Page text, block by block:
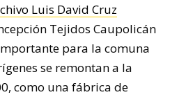
Luis David Cruz
Tejidos Caupolicán
para la comuna
se remontan a la
como una fábrica de